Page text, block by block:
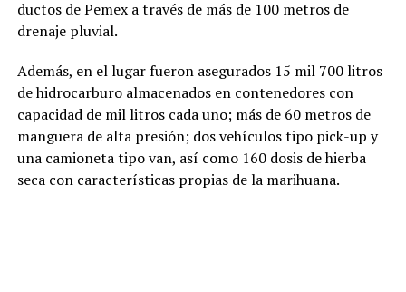
ductos de Pemex a través de más de 100 metros de
drenaje pluvial.
Además, en el lugar fueron asegurados 15 mil 700 litros
de hidrocarburo almacenados en contenedores con
capacidad de mil litros cada uno; más de 60 metros de
manguera de alta presión; dos vehículos tipo pick-up y
una camioneta tipo van, así como 160 dosis de hierba
seca con características propias de la marihuana.